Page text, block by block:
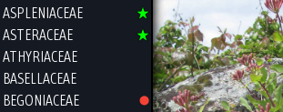
ASPLENIACEAE
ASTERACEAE
ATHYRIACEAE
BASELLACEAE
BEGONIACEAE